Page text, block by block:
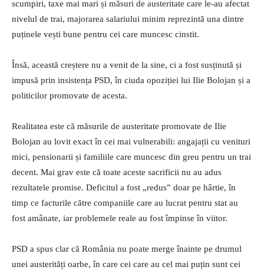
scumpiri, taxe mai mari și măsuri de austeritate care le-au afectat
nivelul de trai, majorarea salariului minim reprezintă una dintre
puținele vești bune pentru cei care muncesc cinstit.
Însă, această creștere nu a venit de la sine, ci a fost susținută și
impusă prin insistența PSD, în ciuda opoziției lui Ilie Bolojan și a
politicilor promovate de acesta.
Realitatea este că măsurile de austeritate promovate de Ilie
Bolojan au lovit exact în cei mai vulnerabili: angajații cu venituri
mici, pensionarii și familiile care muncesc din greu pentru un trai
decent. Mai grav este că toate aceste sacrificii nu au adus
rezultatele promise. Deficitul a fost „redus” doar pe hârtie, în
timp ce facturile către companiile care au lucrat pentru stat au
fost amânate, iar problemele reale au fost împinse în viitor.
PSD a spus clar că România nu poate merge înainte pe drumul
unei austerități oarbe, în care cei care au cel mai puțin sunt cei